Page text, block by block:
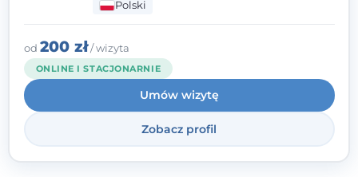
wyzwań, które nauczyły mnie uważności,
empatii i pokory. Dziś łączę doświadczenie
nauczycielki, psychologa, psychoterapeuty
i seksuologa tworząc bezpieczną
przestrzeń, w której można poczuć spokój i
wsparcie. Nie obiecuję łatwych rozwiązań -
ale mogę obiecać, że będę po Twojej
Polski
od 200 zł/ wizyta
ONLINE I STACJONARNIE
Umów wizytę
Zobacz profil